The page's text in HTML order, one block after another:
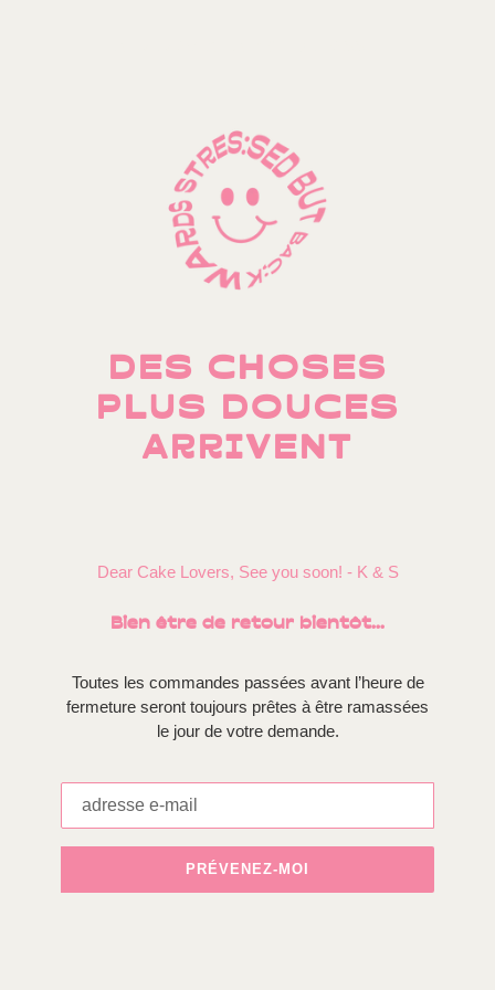
DES CHOSES
PLUS DOUCES
ARRIVENT
Dear Cake Lovers, See you soon! - K & S
Bien être de retour bientôt...
Toutes les commandes passées avant l’heure de
fermeture seront toujours prêtes à être ramassées
le jour de votre demande.
mail
PRÉVENEZ-MOI